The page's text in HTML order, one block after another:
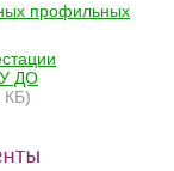
профильных
ДО
КБ)